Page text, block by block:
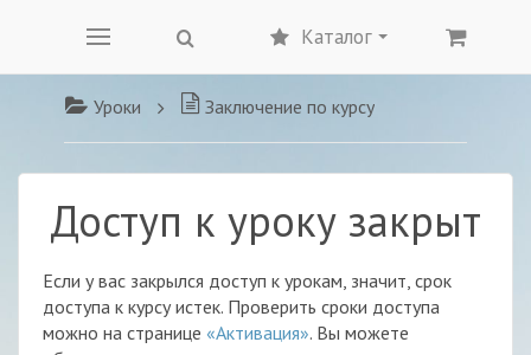
Каталог
Уроки Заключение по курсу
Доступ к уроку закрыт
Если у вас закрылся доступ к урокам, значит, срок
доступа к курсу истек. Проверить сроки доступа
можно на странице «Активация». Вы можете